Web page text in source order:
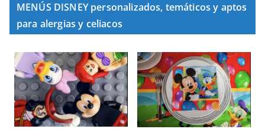
MENÚS DISNEY personalizados, temáticos y aptos
para alergias y celiacos